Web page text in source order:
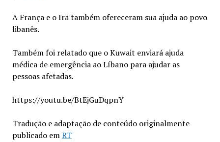
A França e o Irã também ofereceram sua ajuda ao povo
libanês.
Também foi relatado que o Kuwait enviará ajuda
médica de emergência ao Líbano para ajudar as
pessoas afetadas.
https://youtu.be/BtEjGuDqpnY
Tradução e adaptação de conteúdo originalmente
publicado emRT